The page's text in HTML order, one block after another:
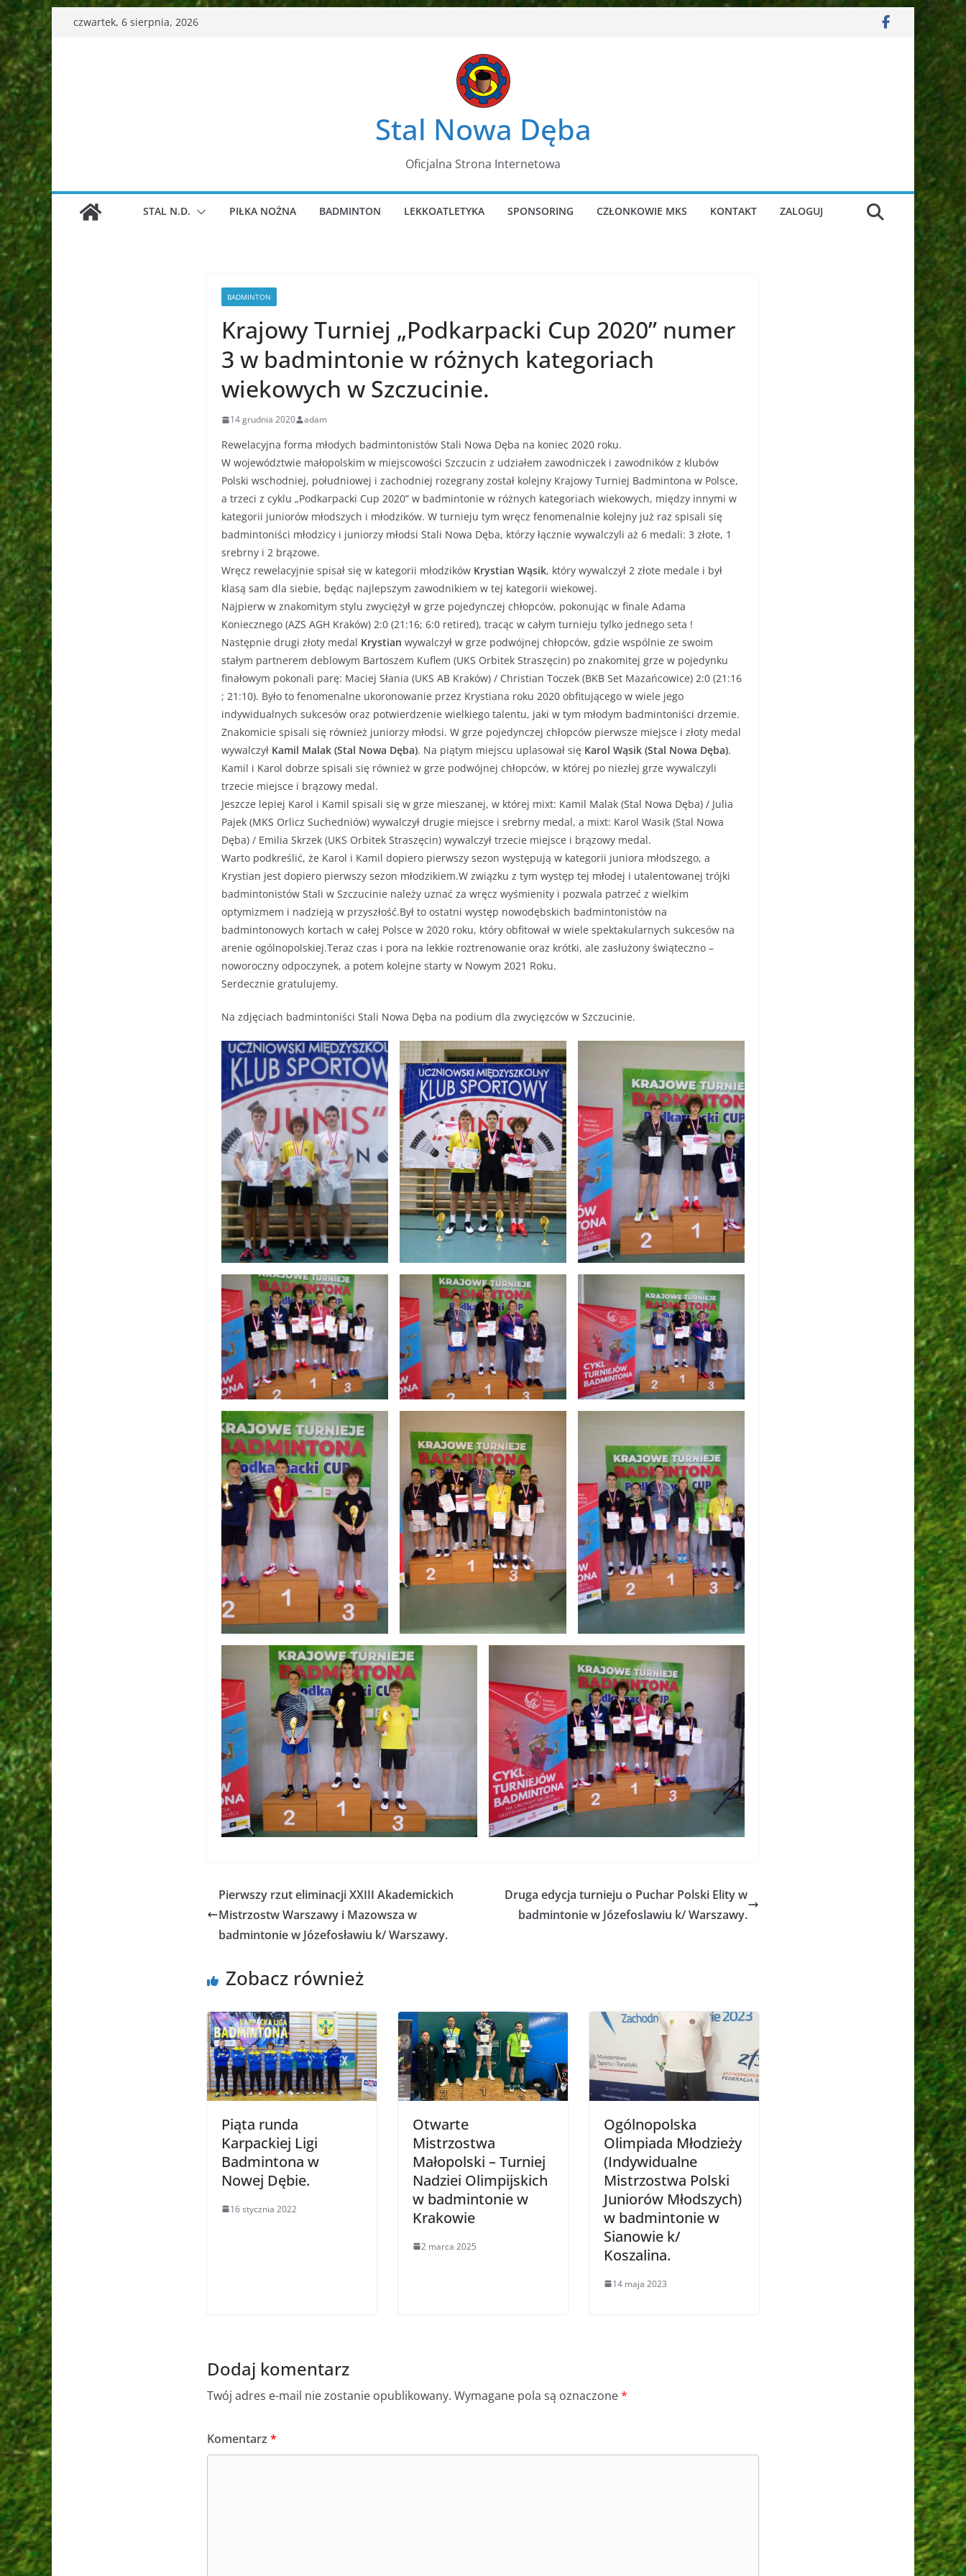
Przejdź
do
czwartek, 6 sierpnia, 2026
Stal Nowa Dęba
Oficjalna Strona Internetowa
STAL N.D. PIŁKA NOŻNA BADMINTON LEKKOATLETYKA SPONSORING CZŁONKOWIE MKS KONTAKT ZALOGUJ
BADMINTON
Krajowy Turniej „Podkarpacki Cup 2020” numer
3 w badmintonie w różnych kategoriach
wiekowych w Szczucinie.
14 grudnia 2020 adam
Rewelacyjna forma młodych badmintonistów Stali Nowa Dęba na koniec 2020 roku.
W województwie małopolskim w miejscowości Szczucin z udziałem zawodniczek i zawodników z klubów
Polski wschodniej, południowej i zachodniej rozegrany został kolejny Krajowy Turniej Badmintona w Polsce,
a trzeci z cyklu „Podkarpacki Cup 2020” w badmintonie w różnych kategoriach wiekowych, między innymi w
kategorii juniorów młodszych i młodzików. W turnieju tym wręcz fenomenalnie kolejny już raz spisali się
badmintoniści młodzicy i juniorzy młodsi Stali Nowa Dęba, którzy łącznie wywalczyli aż 6 medali: 3 złote, 1
srebrny i 2 brązowe.
Wręcz rewelacyjnie spisał się w kategorii młodzików Krystian Wąsik, który wywalczył 2 złote medale i był
klasą sam dla siebie, będąc najlepszym zawodnikiem w tej kategorii wiekowej.
Najpierw w znakomitym stylu zwyciężył w grze pojedynczej chłopców, pokonując w finale Adama
Koniecznego (AZS AGH Kraków) 2:0 (21:16; 6:0 retired), tracąc w całym turnieju tylko jednego seta !
Następnie drugi złoty medal Krystian wywalczył w grze podwójnej chłopców, gdzie wspólnie ze swoim
stałym partnerem deblowym Bartoszem Kuflem (UKS Orbitek Straszęcin) po znakomitej grze w pojedynku
finałowym pokonali parę: Maciej Słania (UKS AB Kraków) / Christian Toczek (BKB Set Mazańcowice) 2:0 (21:16
; 21:10). Było to fenomenalne ukoronowanie przez Krystiana roku 2020 obfitującego w wiele jego
indywidualnych sukcesów oraz potwierdzenie wielkiego talentu, jaki w tym młodym badmintoniści drzemie.
Znakomicie spisali się również juniorzy młodsi. W grze pojedynczej chłopców pierwsze miejsce i złoty medal
wywalczył Kamil Malak (Stal Nowa Dęba). Na piątym miejscu uplasował się Karol Wąsik (Stal Nowa Dęba).
Kamil i Karol dobrze spisali się również w grze podwójnej chłopców, w której po niezłej grze wywalczyli
trzecie miejsce i brązowy medal.
Jeszcze lepiej Karol i Kamil spisali się w grze mieszanej, w której mixt: Kamil Malak (Stal Nowa Dęba) / Julia
Pajek (MKS Orlicz Suchedniów) wywalczył drugie miejsce i srebrny medal, a mixt: Karol Wasik (Stal Nowa
Dęba) / Emilia Skrzek (UKS Orbitek Straszęcin) wywalczył trzecie miejsce i brązowy medal.
Warto podkreślić, że Karol i Kamil dopiero pierwszy sezon występują w kategorii juniora młodszego, a
Krystian jest dopiero pierwszy sezon młodzikiem.W związku z tym występ tej młodej i utalentowanej trójki
badmintonistów Stali w Szczucinie należy uznać za wręcz wyśmienity i pozwala patrzeć z wielkim
optymizmem i nadzieją w przyszłość.Był to ostatni występ nowodębskich badmintonistów na
badmintonowych kortach w całej Polsce w 2020 roku, który obfitował w wiele spektakularnych sukcesów na
arenie ogólnopolskiej.Teraz czas i pora na lekkie roztrenowanie oraz krótki, ale zasłużony świąteczno –
noworoczny odpoczynek, a potem kolejne starty w Nowym 2021 Roku.
Serdecznie gratulujemy.
Na zdjęciach badmintoniści Stali Nowa Dęba na podium dla zwycięzców w Szczucinie.
Pierwszy rzut eliminacji XXIII Akademickich
Mistrzostw Warszawy i Mazowsza w
badmintonie w Józefosławiu k/ Warszawy.
Druga edycja turnieju o Puchar Polski Elity w
badmintonie w Józefoslawiu k/ Warszawy.
Zobacz również
Piąta runda
Karpackiej Ligi
Badmintona w
Nowej Dębie.
16 stycznia 2022
Otwarte
Mistrzostwa
Małopolski – Turniej
Nadziei Olimpijskich
w badmintonie w
Krakowie
2 marca 2025
Ogólnopolska
Olimpiada Młodzieży
(Indywidualne
Mistrzostwa Polski
Juniorów Młodszych)
w badmintonie w
Sianowie k/
Koszalina.
14 maja 2023
Dodaj komentarz
Twój adres e-mail nie zostanie opublikowany. Wymagane pola są oznaczone*
Komentarz *